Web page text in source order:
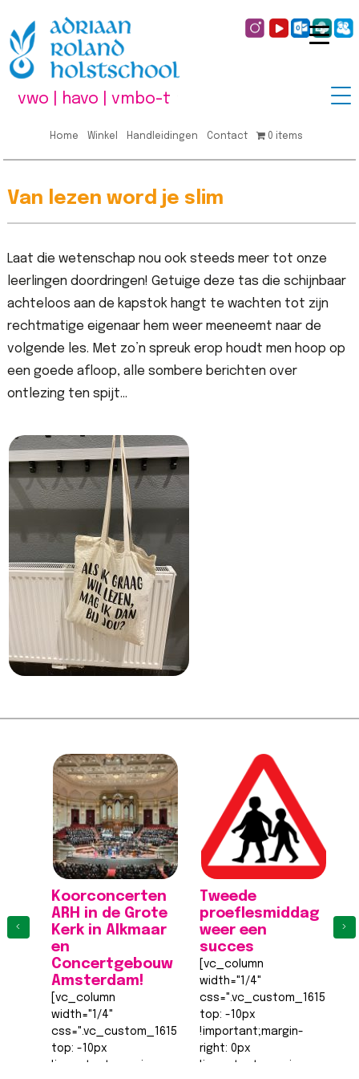
vwo | havo | vmbo-t
Home Winkel Handleidingen Contact 0 items
Van lezen word je slim
Laat die wetenschap nou ook steeds meer tot onze
leerlingen doordringen! Getuige deze tas die schijnbaar
achteloos aan de kapstok hangt te wachten tot zijn
rechtmatige eigenaar hem weer meeneemt naar de
volgende les. Met zo’n spreuk erop houdt men hoop op
een goede afloop, alle sombere berichten over
ontlezing ten spijt…
Koorconcerten
ARH in de Grote
Kerk in Alkmaar
en
Concertgebouw
Amsterdam!
[vc_column
width="1/4"
css=".vc_custom_1615555402682{margin-
top: -10px
!important;margin-
Tweede
proeflesmiddag
weer een
succes
[vc_column
width="1/4"
top: -10px
!important;margin-
right: 0px
!important;margin-
‹ ›